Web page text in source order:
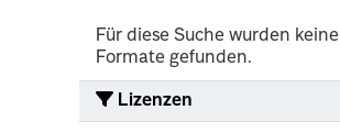
Für diese Suche wurden keine
Formate gefunden.
Lizenzen